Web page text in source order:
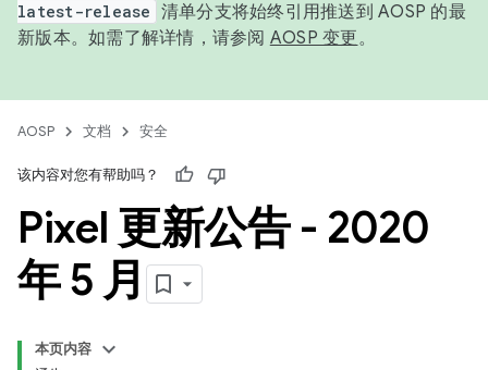
latest-release 清单分支将始终引用推送到 AOSP 的最
新版本。如需了解详情，请参阅 AOSP 变更。
AOSP 文档 安全
该内容对您有帮助吗？
Pixel 更新公告 - 2020
年 5 月
本页内容